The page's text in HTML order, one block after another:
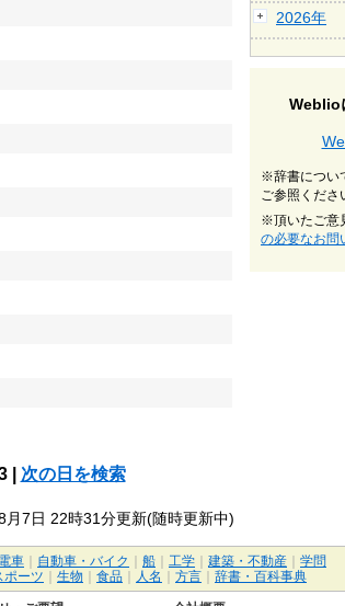
| 次の日を検索
月7日 22時31分更新(随時更新中)
2026年
Weblio
※辞書につい
ご参照くださ
※頂いたご意
の必要なお問
電車 自動車・バイク 船 工学 建築・不動産
学問
ポーツ 生物 食品 人名 方言 辞書・百科事典